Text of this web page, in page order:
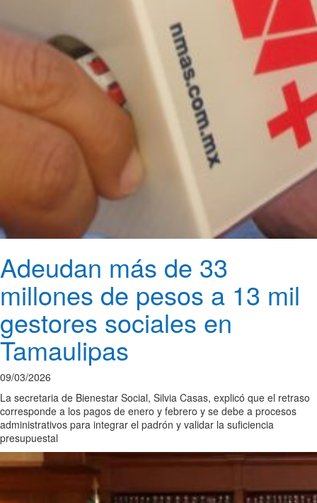
Adeudan más de 33
millones de pesos a 13 mil
gestores sociales en
Tamaulipas
09/03/2026
La secretaria de Bienestar Social, Silvia Casas, explicó que el retraso
corresponde a los pagos de enero y febrero y se debe a procesos
administrativos para integrar el padrón y validar la suficiencia
presupuestal